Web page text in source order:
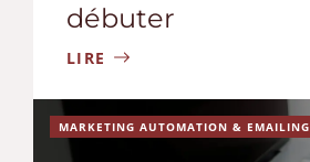
débuter
LIRE
MARKETING AUTOMATION & EMAILING